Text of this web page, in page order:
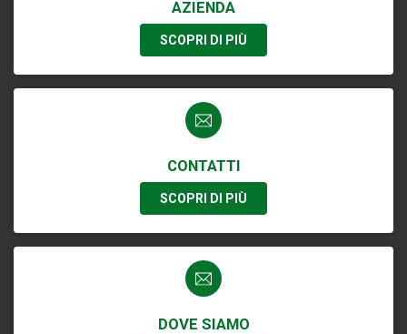
AZIENDA
SCOPRI DI PIÙ
CONTATTI
SCOPRI DI PIÙ
DOVE SIAMO